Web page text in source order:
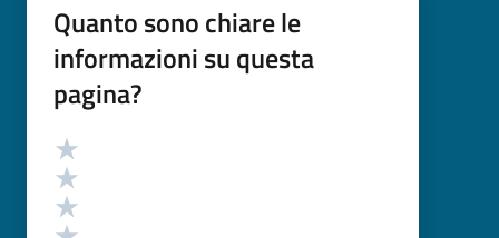
Quanto sono chiare le
informazioni su questa
pagina?
Valutazione